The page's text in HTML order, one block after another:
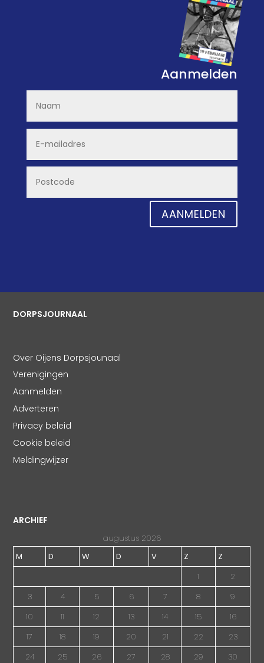
Aanmelden
AANMELDEN
DORPSJOURNAAL
Over Oijens Dorpsjounaal
Verenigingen
Aanmelden
Adverteren
Privacy beleid
Cookie beleid
Meldingwijzer
ARCHIEF
augustus 2026
M
D W D V Z
Z
1
2
3
4 5 6 7 8
9
10
11 12 13 14 15
16
17
18 19 20 21 22
23
24
25 26 27 28 29
30